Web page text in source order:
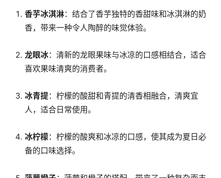
香芋冰淇淋：结合了香芋独特的香甜味和冰淇淋的奶
香，带来一种令人陶醉的味觉体验。
龙眼冰：清新的龙眼果味与冰凉的口感相结合，适合
喜欢果味清爽的消费者。
冰青提：柠檬的酸甜和青提的清香相融合，清爽宜
人，适合日常使用。
冰柠檬：柠檬的酸爽和冰凉的口感，使其成为夏日必
备的口味选择。